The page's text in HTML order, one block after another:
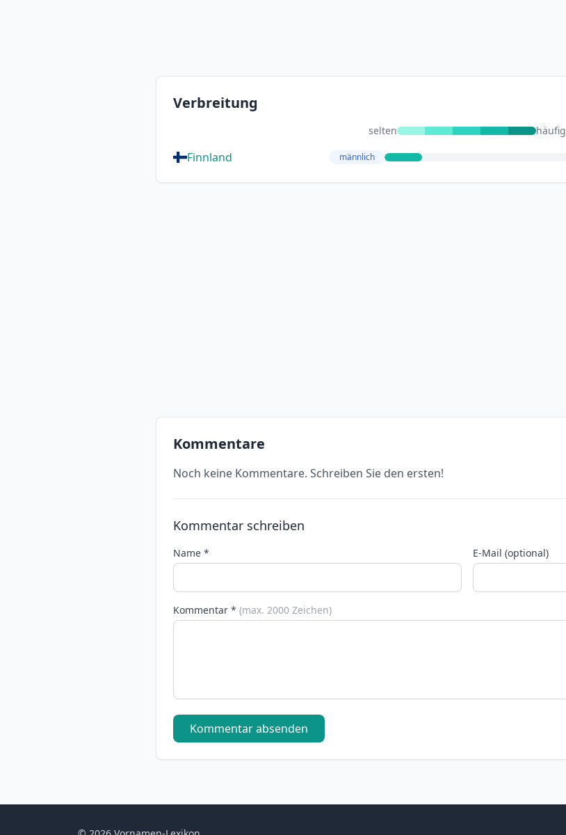
Verbreitung
selten häufig
Finnland männlich
Kommentare
Noch keine Kommentare. Schreiben Sie den ersten!
Kommentar schreiben
Name * E-Mail (optional)
Kommentar * (max. 2000 Zeichen)
Kommentar absenden